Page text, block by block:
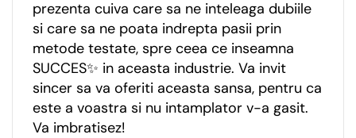
prezenta cuiva care sa ne inteleaga dubiile
si care sa ne poata indrepta pasii prin
metode testate, spre ceea ce inseamna
SUCCES✨ in aceasta industrie. Va invit
sincer sa va oferiti aceasta sansa, pentru ca
este a voastra si nu intamplator v-a gasit.
Va imbratisez!